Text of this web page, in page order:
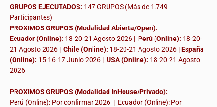
GRUPOS EJECUTADOS: 147 GRUPOS (Más de 1,749
Participantes)
PROXIMOS GRUPOS (Modalidad Abierta/Open):
Ecuador (Online): 18-20-21 Agosto 2026 | Perú (Online): 18-20-
21 Agosto 2026 | Chile (Online): 18-20-21 Agosto 2026 |España
(Online): 15-16-17 Junio 2026 | USA (Online): 18-20-21 Agosto
2026
PROXIMOS GRUPOS (Modalidad InHouse/Privado):
Perú (Online): Por confirmar 2026 | Ecuador (Online): Por